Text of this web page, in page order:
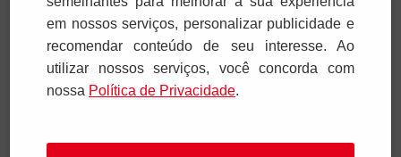
telefone (11) 5087-3600 ou pelo e-mail
cobranca@paulus.com.br.
em nossos serviços, personalizar publicidade e
recomendar conteúdo de seu interesse. Ao
utilizar nossos serviços, você concorda com
nossa Polí­tica de Privacidade.